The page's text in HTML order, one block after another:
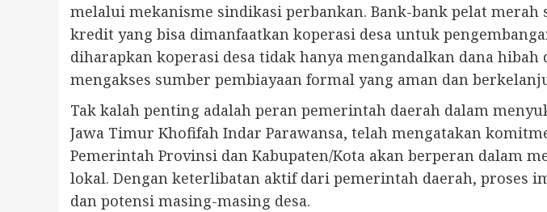
melalui mekanisme sindikasi perbankan. Bank-bank pelat merah
kredit yang bisa dimanfaatkan koperasi desa untuk
diharapkan koperasi desa tidak hanya mengandalkan dana
mengakses sumber pembiayaan formal yang aman dan
Tak kalah penting adalah peran pemerintah daerah dalam
Jawa Timur Khofifah Indar Parawansa, telah mengatakan
Pemerintah Provinsi dan Kabupaten/Kota akan berperan dalam
lokal. Dengan keterlibatan aktif dari pemerintah daerah, proses
dan potensi masing-masing desa.